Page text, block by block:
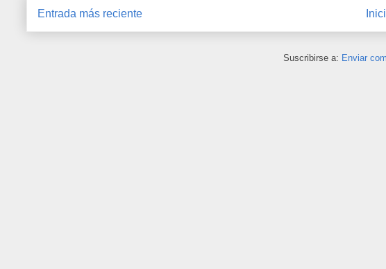
Entrada más reciente
Suscribirse a: Enviar